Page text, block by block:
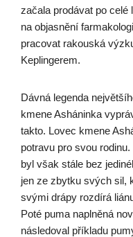
začala prodávat po celé
na objasnění
pracovat rakouská
Keplingerem.
Dávná legenda
kmene Asháninka
takto. Lovec kmene
potravu pro svou
byl však stále bez
jen ze zbytku svých sil,
svými drápy rozdírá
Poté puma naplněná
následoval příkladu